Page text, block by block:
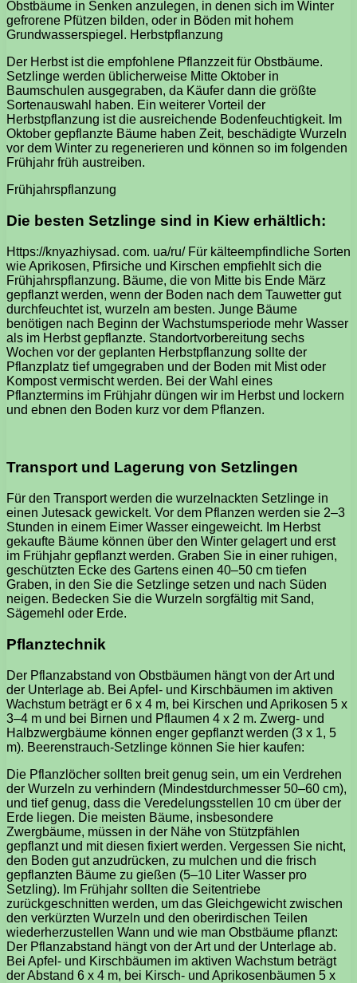
Obstbäume in Senken anzulegen, in denen sich im Winter
gefrorene Pfützen bilden, oder in Böden mit hohem
Grundwasserspiegel. Herbstpflanzung
Der Herbst ist die empfohlene Pflanzzeit für Obstbäume.
Setzlinge werden üblicherweise Mitte Oktober in
Baumschulen ausgegraben, da Käufer dann die größte
Sortenauswahl haben. Ein weiterer Vorteil der
Herbstpflanzung ist die ausreichende Bodenfeuchtigkeit. Im
Oktober gepflanzte Bäume haben Zeit, beschädigte Wurzeln
vor dem Winter zu regenerieren und können so im folgenden
Frühjahr früh austreiben.
Frühjahrspflanzung
Die besten Setzlinge sind in Kiew erhältlich:
Https://knyazhiysad. com. ua/ru/ Für kälteempfindliche Sorten
wie Aprikosen, Pfirsiche und Kirschen empfiehlt sich die
Frühjahrspflanzung. Bäume, die von Mitte bis Ende März
gepflanzt werden, wenn der Boden nach dem Tauwetter gut
durchfeuchtet ist, wurzeln am besten. Junge Bäume
benötigen nach Beginn der Wachstumsperiode mehr Wasser
als im Herbst gepflanzte. Standortvorbereitung sechs
Wochen vor der geplanten Herbstpflanzung sollte der
Pflanzplatz tief umgegraben und der Boden mit Mist oder
Kompost vermischt werden. Bei der Wahl eines
Pflanztermins im Frühjahr düngen wir im Herbst und lockern
und ebnen den Boden kurz vor dem Pflanzen.
Transport und Lagerung von Setzlingen
Für den Transport werden die wurzelnackten Setzlinge in
einen Jutesack gewickelt. Vor dem Pflanzen werden sie 2–3
Stunden in einem Eimer Wasser eingeweicht. Im Herbst
gekaufte Bäume können über den Winter gelagert und erst
im Frühjahr gepflanzt werden. Graben Sie in einer ruhigen,
geschützten Ecke des Gartens einen 40–50 cm tiefen
Graben, in den Sie die Setzlinge setzen und nach Süden
neigen. Bedecken Sie die Wurzeln sorgfältig mit Sand,
Sägemehl oder Erde.
Pflanztechnik
Der Pflanzabstand von Obstbäumen hängt von der Art und
der Unterlage ab. Bei Apfel- und Kirschbäumen im aktiven
Wachstum beträgt er 6 x 4 m, bei Kirschen und Aprikosen 5 x
3–4 m und bei Birnen und Pflaumen 4 x 2 m. Zwerg- und
Halbzwergbäume können enger gepflanzt werden (3 x 1, 5
m). Beerenstrauch-Setzlinge können Sie hier kaufen:
Die Pflanzlöcher sollten breit genug sein, um ein Verdrehen
der Wurzeln zu verhindern (Mindestdurchmesser 50–60 cm),
und tief genug, dass die Veredelungsstellen 10 cm über der
Erde liegen. Die meisten Bäume, insbesondere
Zwergbäume, müssen in der Nähe von Stützpfählen
gepflanzt und mit diesen fixiert werden. Vergessen Sie nicht,
den Boden gut anzudrücken, zu mulchen und die frisch
gepflanzten Bäume zu gießen (5–10 Liter Wasser pro
Setzling). Im Frühjahr sollten die Seitentriebe
zurückgeschnitten werden, um das Gleichgewicht zwischen
den verkürzten Wurzeln und den oberirdischen Teilen
wiederherzustellen Wann und wie man Obstbäume pflanzt:
Der Pflanzabstand hängt von der Art und der Unterlage ab.
Bei Apfel- und Kirschbäumen im aktiven Wachstum beträgt
der Abstand 6 x 4 m, bei Kirsch- und Aprikosenbäumen 5 x